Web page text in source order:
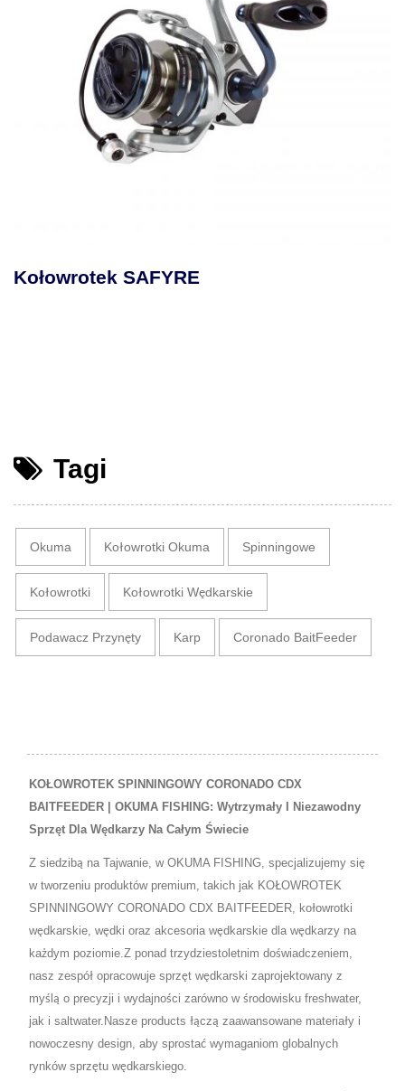
Kołowrotek MAKAIRA SEA
Tagi
Okuma Kołowrotki Okuma Spinningowe
Kołowrotki Kołowrotki Wędkarskie
Podawacz Przynęty Karp Coronado BaitFeeder
KOŁOWROTEK SPINNINGOWY CORONADO CDX
BAITFEEDER | OKUMA FISHING: Wytrzymały I Niezawodny
Sprzęt Dla Wędkarzy Na Całym Świecie
Z siedzibą na Tajwanie, w OKUMA FISHING, specjalizujemy się
w tworzeniu produktów premium, takich jak KOŁOWROTEK
SPINNINGOWY CORONADO CDX BAITFEEDER, kołowrotki
wędkarskie, wędki oraz akcesoria wędkarskie dla wędkarzy na
każdym poziomie.Z ponad trzydziestoletnim doświadczeniem,
nasz zespół opracowuje sprzęt wędkarski zaprojektowany z
myślą o precyzji i wydajności zarówno w środowisku freshwater,
jak i saltwater.Nasze products łączą zaawansowane materiały i
nowoczesny design, aby sprostać wymaganiom globalnych
rynków sprzętu wędkarskiego.